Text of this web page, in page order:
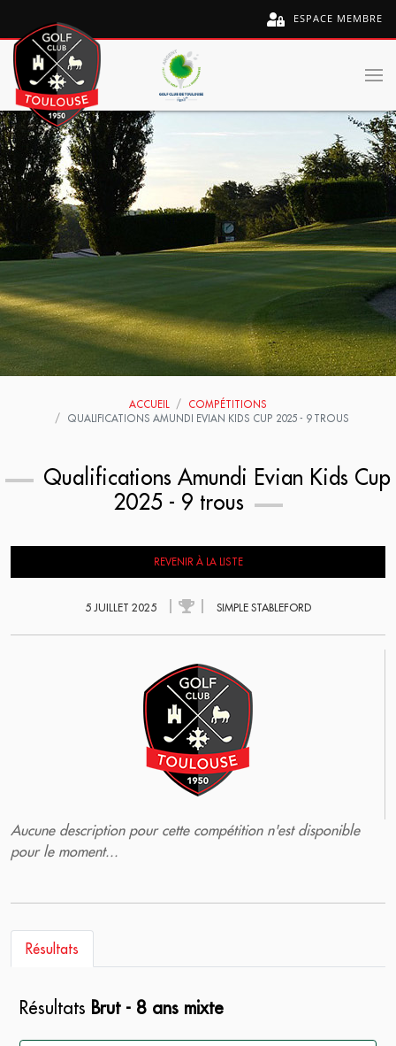
ESPACE MEMBRE
ACCUEIL
COMPÉTITIONS
QUALIFICATIONS AMUNDI EVIAN KIDS CUP 2025 - 9 TROUS
Qualifications Amundi Evian Kids Cup
2025 - 9 trous
REVENIR À LA LISTE
5 JUILLET 2025 SIMPLE STABLEFORD
Aucune description pour cette compétition n'est disponible
pour le moment...
Résultats
Résultats Brut - 8 ans mixte